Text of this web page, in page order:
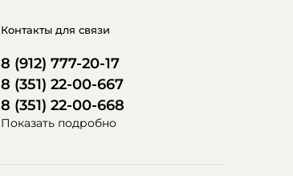
Контакты для связи
8 (912) 777-20-17
8 (351) 22-00-667
8 (351) 22-00-668
Показать подробно